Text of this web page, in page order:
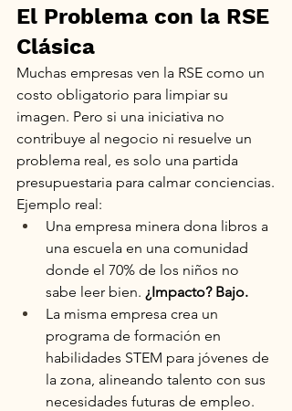
El Problema con la RSE
Clásica
Muchas empresas ven la RSE como un
costo obligatorio para limpiar su
imagen. Pero si una iniciativa no
contribuye al negocio ni resuelve un
problema real, es solo una partida
presupuestaria para calmar conciencias.
Ejemplo real:
Una empresa minera dona libros a
una escuela en una comunidad
donde el 70% de los niños no
sabe leer bien. ¿Impacto? Bajo.
La misma empresa crea un
programa de formación en
habilidades STEM para jóvenes de
la zona, alineando talento con sus
necesidades futuras de empleo.